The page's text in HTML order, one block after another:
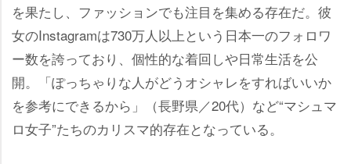
を果たし、ファッションでも注目を集める存在だ。彼
女のInstagramは730万人以上という日本一のフォロワ
ー数を誇っており、個性的な着回しや日常生活を公
開。「ぽっちゃりな人がどうオシャレをすればいいか
を参考にできるから」（長野県／20代）など“マシュマ
ロ女子”たちのカリスマ的存在となっている。